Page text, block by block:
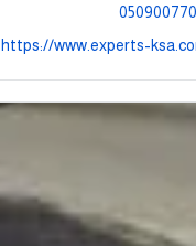
https://www.experts-